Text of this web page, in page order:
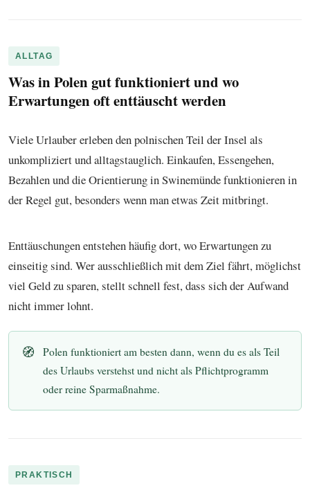
ALLTAG
Was in Polen gut funktioniert und wo
Erwartungen oft enttäuscht werden
Viele Urlauber erleben den polnischen Teil der Insel als
unkompliziert und alltagstauglich. Einkaufen, Essengehen,
Bezahlen und die Orientierung in Swinemünde funktionieren in
der Regel gut, besonders wenn man etwas Zeit mitbringt.
Enttäuschungen entstehen häufig dort, wo Erwartungen zu
einseitig sind. Wer ausschließlich mit dem Ziel fährt, möglichst
viel Geld zu sparen, stellt schnell fest, dass sich der Aufwand
nicht immer lohnt.
🧭
Polen funktioniert am besten dann, wenn du es als Teil
des Urlaubs verstehst und nicht als Pflichtprogramm
oder reine Sparmaßnahme.
PRAKTISCH